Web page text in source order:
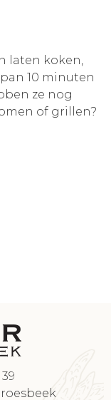
laten koken,
10 minuten
ze nog
of grillen?